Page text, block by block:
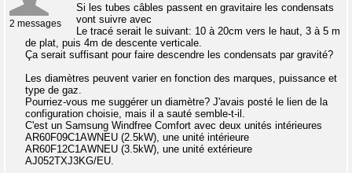
2 messages
Si les tubes câbles passent en gravitaire les condensats
vont suivre avec
Le tracé serait le suivant: 10 à 20cm vers le haut, 3 à 5 m
de plat, puis 4m de descente verticale.
Ça serait suffisant pour faire descendre les condensats par gravité?
Les diamètres peuvent varier en fonction des marques, puissance et
type de gaz.
Pourriez-vous me suggérer un diamètre? J'avais posté le lien de la
configuration choisie, mais il a sauté semble-t-il.
C'est un Samsung Windfree Comfort avec deux unités intérieures
AR60F09C1AWNEU (2.5kW), une unité intérieure
AR60F12C1AWNEU (3.5kW), une unité extérieure
AJ052TXJ3KG/EU.